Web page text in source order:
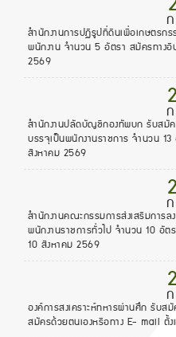
สำนักงานการปฏิรูปที่ดินเพื่อเกษตรก
พนักงาน จำนวน 5 อัตรา สมัครทาง
2569
สำนักงานปลัดบัญชีกองทัพบก รับสมั
บรรจุเป็นพนักงานราชการ จำนวน
สิงหาคม 2569
สำนักงานคณะกรรมการส่งเสริมการ
พนักงานราชการทั่วไป จำนวน 10 อั
10 สิงหาคม 2569
องค์การสงเคราะห์ทหารผ่านศึก รับส
สมัครด้วยตนเองหรือทาง E- mail